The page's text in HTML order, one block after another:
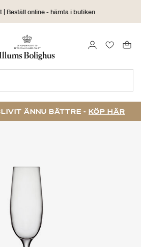
| Beställ online - hämta i butiken
30 dagars returrätt
LOGGA IN
ÄNNU BÄTTRE - KÖP HÄR